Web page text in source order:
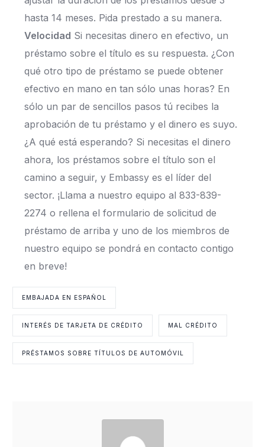
hasta 14 meses. Pida prestado a su manera.
Velocidad Si necesitas dinero en efectivo, un
préstamo sobre el título es su respuesta. ¿Con
qué otro tipo de préstamo se puede obtener
efectivo en mano en tan sólo unas horas? En
sólo un par de sencillos pasos tú recibes la
aprobación de tu préstamo y el dinero es suyo.
¿A qué está esperando? Si necesitas el dinero
ahora, los préstamos sobre el título son el
camino a seguir, y Embassy es el líder del
sector. ¡Llama a nuestro equipo al 833-839-
2274 o rellena el formulario de solicitud de
préstamo de arriba y uno de los miembros de
nuestro equipo se pondrá en contacto contigo
en breve!
EMBAJADA EN ESPAÑOL
INTERÉS DE TARJETA DE CRÉDITO MAL CRÉDITO
PRÉSTAMOS SOBRE TÍTULOS DE AUTOMÓVIL